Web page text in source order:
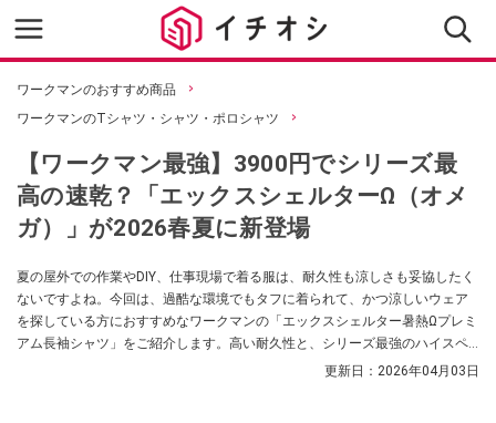
ワークマンのおすすめ商品
ワークマンのTシャツ・シャツ・ポロシャツ
【ワークマン最強】3900円でシリーズ最
高の速乾？「エックスシェルターΩ（オメ
ガ）」が2026春夏に新登場
夏の屋外での作業やDIY、仕事現場で着る服は、耐久性も涼しさも妥協したく
ないですよね。今回は、過酷な環境でもタフに着られて、かつ涼しいウェア
を探している方におすすめなワークマンの「エックスシェルター暑熱Ωプレミ
アム長袖シャツ」をご紹介します。高い耐久性と、シリーズ最強のハイスペ
ックな涼感性能を兼ね備えた、プロ仕様の注目アイテムです。
更新日： 2026年04月03日